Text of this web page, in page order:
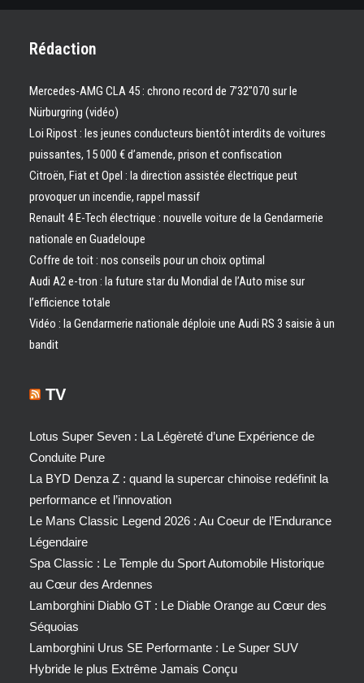
Rédaction
Mercedes-AMG CLA 45 : chrono record de 7’32″070 sur le
Nürburgring (vidéo)
Loi Ripost : les jeunes conducteurs bientôt interdits de voitures
puissantes, 15 000 € d’amende, prison et confiscation
Citroën, Fiat et Opel : la direction assistée électrique peut
provoquer un incendie, rappel massif
Renault 4 E-Tech électrique : nouvelle voiture de la Gendarmerie
nationale en Guadeloupe
Coffre de toit : nos conseils pour un choix optimal
Audi A2 e-tron : la future star du Mondial de l’Auto mise sur
l’efficience totale
Vidéo : la Gendarmerie nationale déploie une Audi RS 3 saisie à un
bandit
TV
Lotus Super Seven : La Légèreté d’une Expérience de
Conduite Pure
La BYD Denza Z : quand la supercar chinoise redéfinit la
performance et l’innovation
Le Mans Classic Legend 2026 : Au Coeur de l’Endurance
Légendaire
Spa Classic : Le Temple du Sport Automobile Historique
au Cœur des Ardennes
Lamborghini Diablo GT : Le Diable Orange au Cœur des
Séquoias
Lamborghini Urus SE Performante : Le Super SUV
Hybride le plus Extrême Jamais Conçu